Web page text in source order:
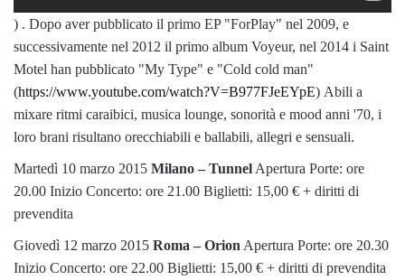
) . Dopo aver pubblicato il primo EP "ForPlay" nel 2009, e
successivamente nel 2012 il primo album Voyeur, nel 2014 i Saint
Motel han pubblicato "My Type" e "Cold cold man"
(https://www.youtube.com/watch?V=B977FJeEYpE) Abili a
mixare ritmi caraibici, musica lounge, sonorità e mood anni '70, i
loro brani risultano orecchiabili e ballabili, allegri e sensuali.
Martedì 10 marzo 2015 Milano – Tunnel Apertura Porte: ore
20.00 Inizio Concerto: ore 21.00 Biglietti: 15,00 € + diritti di
prevendita
Giovedì 12 marzo 2015 Roma – Orion Apertura Porte: ore 20.30
Inizio Concerto: ore 22.00 Biglietti: 15,00 € + diritti di prevendita